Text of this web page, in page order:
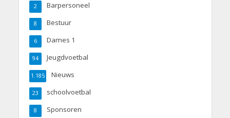
Barpersoneel
2
Bestuur
8
Dames 1
6
Jeugdvoetbal
94
Nieuws
1.185
schoolvoetbal
23
Sponsoren
8